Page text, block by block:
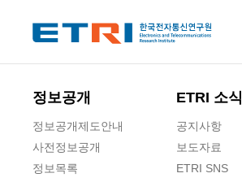
정보공개
정보공개제도안내
사전정보공개
정보목록
ETRI 소식
공지사항
보도자료
ETRI SNS